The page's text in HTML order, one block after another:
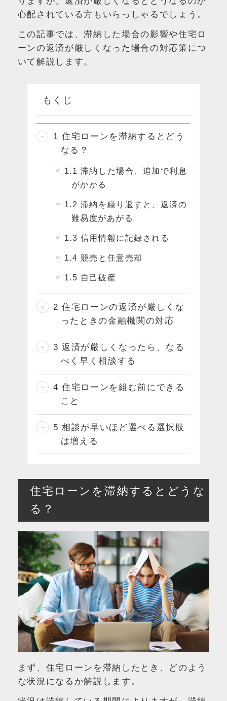
心配されている方もいらっしゃるでしょう。
この記事では、滞納した場合の影響や住宅ロ
ーンの返済が厳しくなった場合の対応策につ
いて解説します。
もくじ
1 住宅ローンを滞納するとどう
なる？
1.1 滞納した場合、追加で利息
がかかる
1.2 滞納を繰り返すと、返済の
難易度があがる
1.3 信用情報に記録される
1.4 競売と任意売却
1.5 自己破産
2 住宅ローンの返済が厳しくな
ったときの金融機関の対応
3 返済が厳しくなったら、なる
べく早く相談する
4 住宅ローンを組む前にできる
こと
5 相談が早いほど選べる選択肢
は増える
住宅ローンを滞納するとどうな
る？
まず、住宅ローンを滞納したとき、どのよう
な状況になるか解説します。